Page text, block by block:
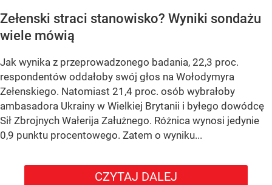
Zełenski straci stanowisko? Wyniki sondażu
wiele mówią
Jak wynika z przeprowadzonego badania, 22,3 proc.
respondentów oddałoby swój głos na Wołodymyra
Zełenskiego. Natomiast 21,4 proc. osób wybrałoby
ambasadora Ukrainy w Wielkiej Brytanii i byłego dowódcę
Sił Zbrojnych Wałerija Załużnego. Różnica wynosi jedynie
0,9 punktu procentowego. Zatem o wyniku...
CZYTAJ DALEJ